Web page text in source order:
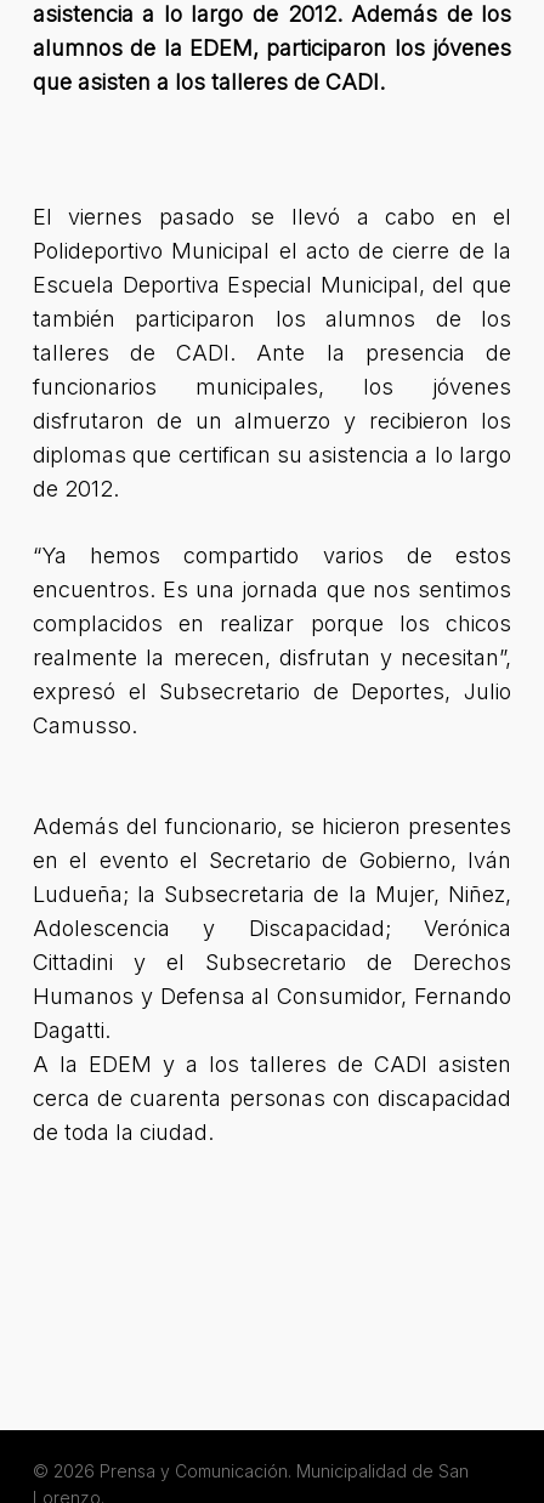
asistencia a lo largo de 2012. Además de los
alumnos de la EDEM, participaron los jóvenes
que asisten a los talleres de CADI.
El viernes pasado se llevó a cabo en el
Polideportivo Municipal el acto de cierre de la
Escuela Deportiva Especial Municipal, del que
también participaron los alumnos de los
talleres de CADI. Ante la presencia de
funcionarios municipales, los jóvenes
disfrutaron de un almuerzo y recibieron los
diplomas que certifican su asistencia a lo largo
de 2012.
“Ya hemos compartido varios de estos
encuentros. Es una jornada que nos sentimos
complacidos en realizar porque los chicos
realmente la merecen, disfrutan y necesitan”,
expresó el Subsecretario de Deportes, Julio
Camusso.
Además del funcionario, se hicieron presentes
en el evento el Secretario de Gobierno, Iván
Ludueña; la Subsecretaria de la Mujer, Niñez,
Adolescencia y Discapacidad; Verónica
Cittadini y el Subsecretario de Derechos
Humanos y Defensa al Consumidor, Fernando
Dagatti.
A la EDEM y a los talleres de CADI asisten
cerca de cuarenta personas con discapacidad
de toda la ciudad.
© 2026 Prensa y Comunicación. Municipalidad de San
Lorenzo.